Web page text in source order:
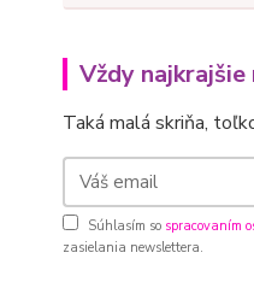
Vždy najkrajšie
Taká malá skriňa,
Súhlasím so spracovaním
zasielania newslettera.